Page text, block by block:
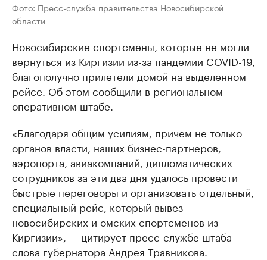
Фото: Пресс-служба правительства Новосибирской
области
Новосибирские спортсмены, которые не могли
вернуться из Киргизии из-за пандемии COVID-19,
благополучно прилетели домой на выделенном
рейсе. Об этом сообщили в региональном
оперативном штабе.
«Благодаря общим усилиям, причем не только
органов власти, наших бизнес-партнеров,
аэропорта, авиакомпаний, дипломатических
сотрудников за эти два дня удалось провести
быстрые переговоры и организовать отдельный,
специальный рейс, который вывез
новосибирских и омских спортсменов из
Киргизии», — цитирует пресс-службе штаба
слова губернатора Андрея Травникова.